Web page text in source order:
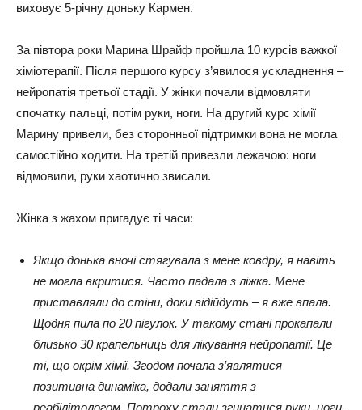
виховує 5-річну доньку Кармен.
За півтора роки Марина Шрайф пройшла 10 курсів важкої
хіміотерапії. Після першого курсу з’явилося ускладнення –
нейропатія третьої стадії. У жінки почали відмовляти
спочатку пальці, потім руки, ноги. На другий курс хімії
Марину привели, без сторонньої підтримки вона не могла
самостійно ходити. На третій привезли лежачою: ноги
відмовили, руки хаотично звисали.
Жінка з жахом пригадує ті часи:
Якщо донька вночі стягувала з мене ковдру, я навіть
не могла вкритися. Часто падала з ліжка. Мене
приставляли до стіни, доки відійдуть – я вже впала.
Щодня пила по 20 пігулок. У такому стані прокапали
близько 30 крапельниць для лікування нейропатії. Це
ті, що окрім хімії. Згодом почала з’являтися
позитивна динаміка, додали заняття з
реабілітологом. Потроху стали згинатися руки, ноги.